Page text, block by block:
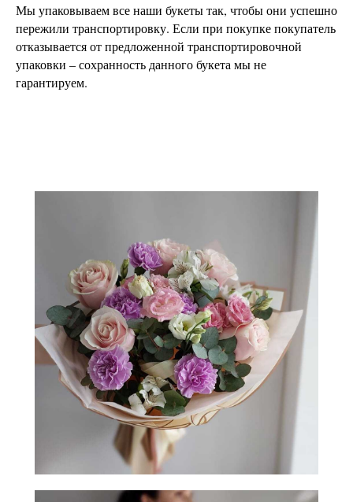
Мы упаковываем все наши букеты так, чтобы они успешно
пережили транспортировку. Если при покупке покупатель
отказывается от предложенной транспортировочной
упаковки – сохранность данного букета мы не
гарантируем.